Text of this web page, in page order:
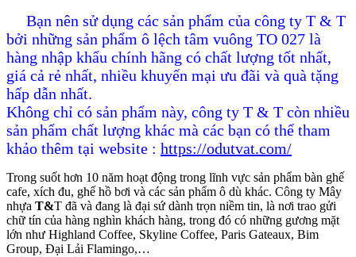
Bạn nên sử dụng các sản phẩm của công ty T & T
bởi những sản phẩm ô lệch tâm vuông TO 027 là
hàng nhập khẩu chính hãng có chất lượng tốt nhất,
giá cả rẻ nhất, nhiều khuyến mại ưu đãi và quà tặng
hấp dẫn nhất.
Không chỉ có sản phẩm này, công ty T & T còn nhiều
sản phẩm chất lượng khác mà các bạn có thể tham
khảo thêm tại website : https://odutvat.com/
Trong suốt hơn 10 năm hoạt động trong lĩnh vực sản phẩm bàn ghế
cafe, xích đu, ghế hồ bơi và các sản phẩm ô dù khác. Công ty Mây
nhựa T&T đã và đang là đại sứ dành trọn niềm tin, là nơi trao gửi
chữ tín của hàng nghìn khách hàng, trong đó có những gương mặt
lớn như Highland Coffee, Skyline Coffee, Paris Gateaux, Bim
Group, Đại Lải Flamingo,…